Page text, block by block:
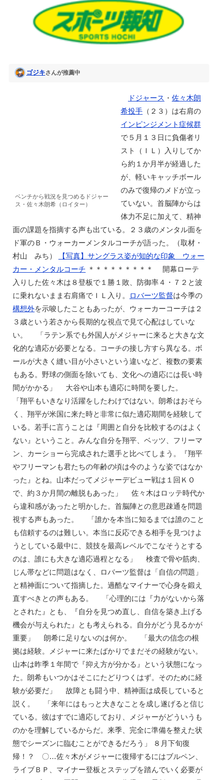
ゴジキさんが推薦中
ベンチから戦況を見つめるドジャー
ス・佐々木朗希（ロイター）
ドジャース ・ 佐々木朗
希投手 （２３）は右肩の
インピンジメント症候群
で５月１３日に負傷者リ
スト（ＩＬ）入りしてか
ら約１か月半が経過した
が、軽いキャッチボール
のみで復帰のメドが立っ
ていない。首脳陣からは
体力不足に加えて、精神
面の課題を指摘する声も出ている。２３歳のメンタル面を
ド軍のＢ・ウォーカーメンタルコーチが語った。（取材・
村山 みち）
【写真】サングラス姿が知的な印象 ウォー
カー・メンタルコーチ ＊＊＊＊＊＊＊＊＊ 開幕ローテ
入りした佐々木は８登板で１勝１敗、防御率４・７２と波
に乗れないまま右肩痛でＩＬ入り。
ロバーツ監督は今季の
構想外を示唆したこともあったが、ウォーカーコーチは２
３歳という若さから長期的な視点で見て心配はしていな
い。 「ラテン系でも外国人がメジャーに来ると大きな文
化的な適応が必要となる。コーチの接し方すら異なる。ボ
ールが大きく縫い目が小さいという違いなど、複数の要素
もある。野球の側面を除いても、文化への適応には長い時
間がかかる」 大谷や山本も適応に時間を要した。
「翔平もいきなり活躍をしたわけではない。朗希はおそら
く、翔平が米国に来た時と非常に似た適応期間を経験して
いる。若手に言うことは『周囲と自分を比較するのはよく
ない』ということ。みんな自分を翔平、ベッツ、フリーマ
ン、カーショーら完成された選手と比べてしまう。『翔平
やフリーマンも君たちの年齢の頃は今のような姿ではなか
った』とね。山本だってメジャーデビュー戦は１回ＫＯ
で、約３か月間の離脱もあった」 佐々木はロッテ時代か
ら違和感があったと明かした。首脳陣との意思疎通を問題
視する声もあった。 「誰かを本当に知るまでは誰のこと
も信頼するのは難しい。本当に反応できる相手を見つけよ
うとしている最中に、競技を最高レベルでこなそうとする
のは、誰にも大きな適応過程となる」 検査で骨や筋肉、
じん帯などに問題はなく、ロバーツ監督は「自信の問題」
と精神面について指摘した。過酷なマイナーで心身を鍛え
直すべきとの声もある。 「心理的には『力がないから落
とされた』とも、『自分を見つめ直し、自信を築き上げる
機会が与えられた』とも考えられる。自分がどう見るかが
重要」 朗希に足りないのは何か。 「最大の信念の根
拠は経験。メジャーに来たばかりでまだその経験がない。
山本は昨季１年間で『抑え方が分かる』という状態になっ
た。朗希もいつかはそこにたどりつくはず。そのために経
験が必要だ」 故障とも闘う中、精神面は成長していると
説く。 「来年にはもっと大きなことを成し遂げると信じ
ている。彼はすでに適応しており、メジャーがどういうも
のかを理解しているからだ。来季、完全に準備を整えた状
態でシーズンに臨むことができるだろう」 ８月下旬復
帰！？ 〇…佐々木がメジャーに復帰するにはブルペン、
ライブＢＰ、マイナー登板とステップを踏んでいく必要が